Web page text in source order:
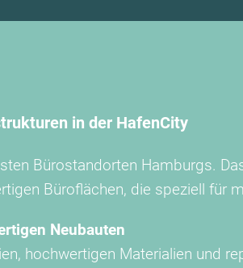
in der HafenCity
Bürostandorten Hamburgs.
Büroflächen, die speziell
Neubauten
hochwertigen Materialien und